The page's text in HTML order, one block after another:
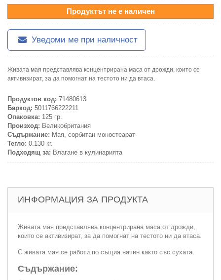
Продуктът не е наличен
Уведоми ме при наличност
Живата мая представлява концентрирана маса от дрожди, които се
активизират, за да помогнат на тестото ни да втаса.
Продуктов код: 71480613
Баркод: 5011766222211
Опаковка: 125 гр.
Произход: Великобритания
Съдържание: Мая, сорбитан моностеарат
Тегло: 0.130 кг.
Подходящ за: Влагане в кулинарията
ИНФОРМАЦИЯ ЗА ПРОДУКТА
Живата мая представлява концентрирана маса от дрожди,
които се активизират, за да помогнат на тестото ни да втаса.
С живата мая се работи по същия начин както със сухата.
Съдържание: